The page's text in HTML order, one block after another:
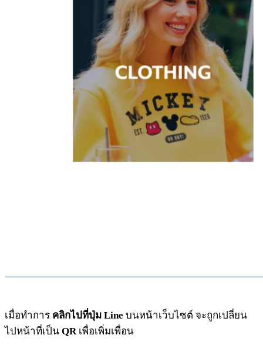
เมื่อทำการ คลิกไปที่ปุ่ม Line บนหน้าเว็บไซต์ จะถูกเปลี่ยน
ไปหน้าที่เป็น QRเพื่อเพิ่มเพื่อน